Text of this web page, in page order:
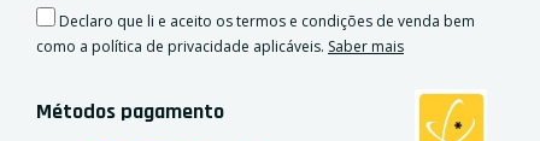
Declaro que li e aceito os termos e condições de venda bem
como a política de privacidade aplicáveis. Saber mais
Métodos pagamento